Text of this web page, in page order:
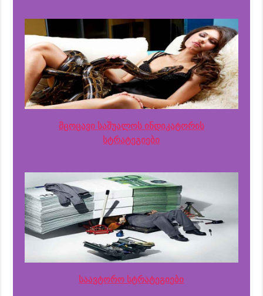
მცოცავი საშუალოს ინდიკატორის
სტრატეგიები
საავტორო სტრატეგიები